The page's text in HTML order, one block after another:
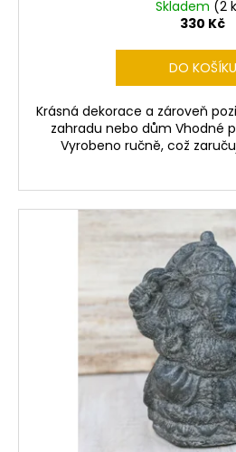
Skladem (2
330 Kč
DO KOŠÍKU
Krásná dekorace a zároveň
zahradu nebo dům Vhodné
Vyrobeno ručně, což